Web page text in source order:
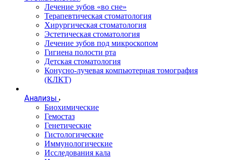
Лечение зубов «во сне»
Терапевтическая стоматология
Хирургическая стоматология
Эстетическая стоматология
Лечение зубов под микроскопом
Гигиена полости рта
Детская стоматология
Конусно-лучевая компьютерная томография
(КЛКТ)
Анализы
Биохимические
Гемостаз
Генетические
Гистологические
Иммунологические
Исследования кала